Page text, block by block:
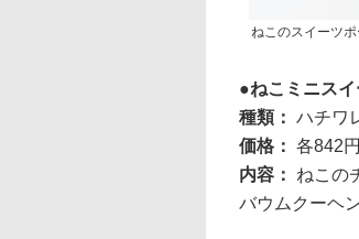
ねこのスイーツポ
ねこミニス
種類： ハチワ
価格： 各842円
内容： ねこの
バウムクーヘ